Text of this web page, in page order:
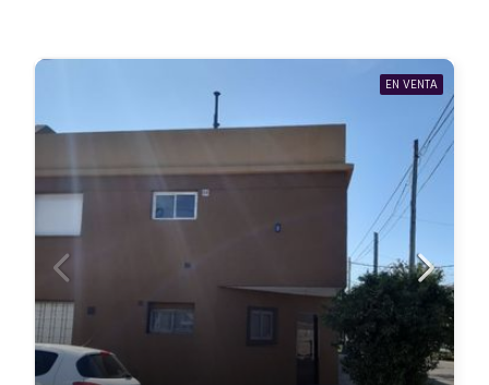
EN VENTA